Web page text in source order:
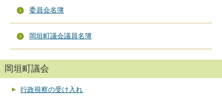
委員会名簿
岡垣町議会議員名簿
岡垣町議会
行政視察の受け入れ